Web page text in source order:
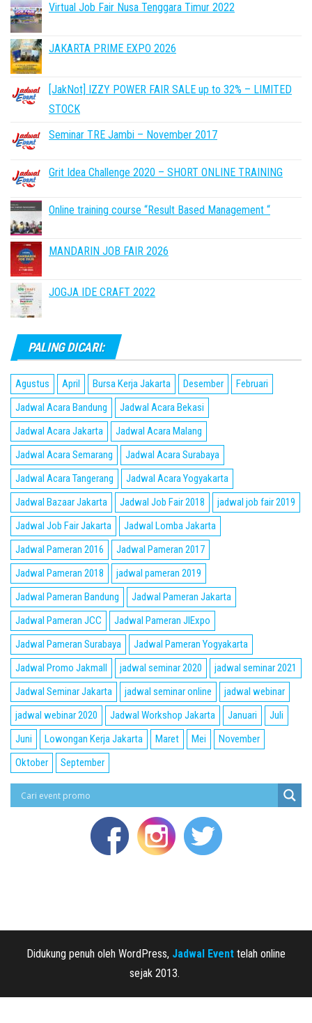
Virtual Job Fair Nusa Tenggara Timur 2022
JAKARTA PRIME EXPO 2026
[JakNot] IZZY POWER FAIR SALE up to 32% – LIMITED
STOCK
Seminar TRE Jambi – November 2017
Grit Idea Challenge 2020 – SHORT ONLINE TRAINING
Online training course “Result Based Management “
MANDARIN JOB FAIR 2026
JOGJA IDE CRAFT 2022
PALING DICARI:
Agustus April Bursa Kerja Jakarta Desember
Februari
Jadwal Acara Bandung
Jadwal Acara Bekasi
Jadwal Acara Jakarta
Jadwal Acara Malang
Jadwal Acara Semarang
Jadwal Acara Surabaya
Jadwal Acara Tangerang
Jadwal Acara Yogyakarta
Jadwal Bazaar Jakarta
Jadwal Job Fair 2018
jadwal job fair 2019
Jadwal Job Fair Jakarta
Jadwal Lomba Jakarta
Jadwal Pameran 2016
Jadwal Pameran 2017
Jadwal Pameran 2018
jadwal pameran 2019
Jadwal Pameran Bandung
Jadwal Pameran Jakarta
Jadwal Pameran JCC
Jadwal Pameran JIExpo
Jadwal Pameran Surabaya
Jadwal Pameran Yogyakarta
Jadwal Promo Jakmall
jadwal seminar 2020
jadwal seminar 2021
Jadwal Seminar Jakarta
jadwal seminar online
jadwal webinar
jadwal webinar 2020
Jadwal Workshop Jakarta Januari
Juli
Juni
Lowongan Kerja Jakarta Maret Mei
November
Oktober
September
Didukung penuh oleh WordPress, Jadwal Event telah online
sejak 2013.